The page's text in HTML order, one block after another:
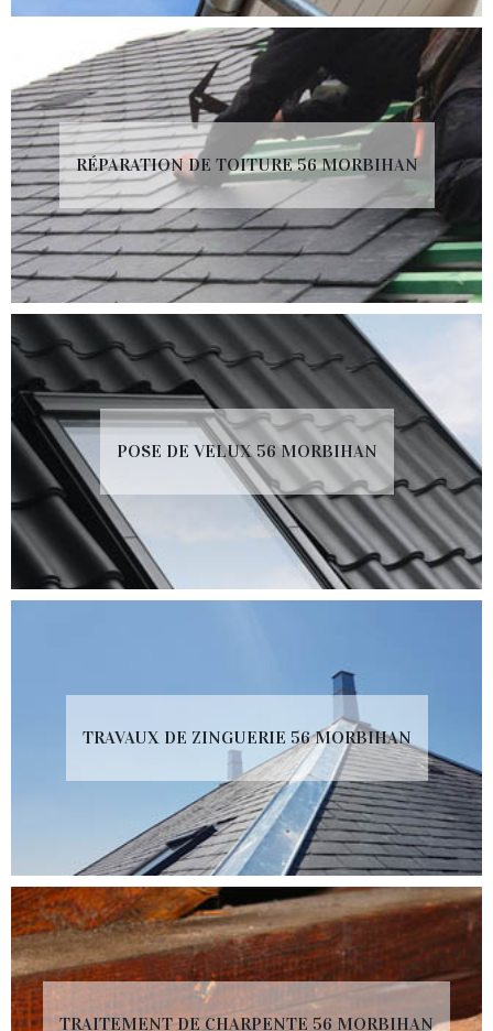
RÉPARATION DE TOITURE 56 MORBIHAN
POSE DE VELUX 56 MORBIHAN
TRAVAUX DE ZINGUERIE 56 MORBIHAN
TRAITEMENT DE CHARPENTE 56 MORBIHAN